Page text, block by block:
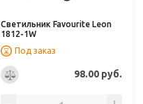
Светильник Favourite Leon
1812-1W
Под заказ
98.00 руб.